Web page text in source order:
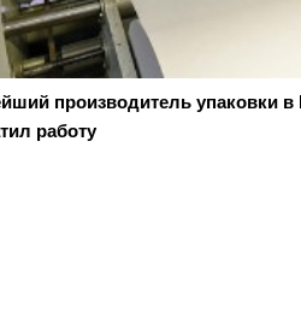
производитель упаковки в
работу